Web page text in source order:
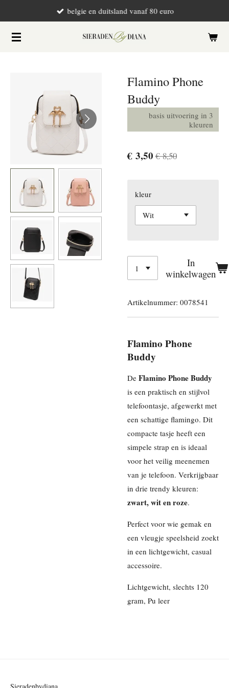
naar
belgie en duitsland vanaf 80 euro
Flamino Phone
Buddy
basis uitvoering in 3
kleuren
€ 3,50 € 8,50
kleur
In
winkelwagen
Artikelnummer: 0078541
Flamino Phone
Buddy
De Flamino Phone Buddy
is een praktisch en stijlvol
telefoontasje, afgewerkt met
een schattige flamingo. Dit
compacte tasje heeft een
simpele strap en is ideaal
voor het veilig meenemen
van je telefoon. Verkrijgbaar
in drie trendy kleuren:
zwart, wit en roze.
Perfect voor wie gemak en
een vleugje speelsheid zoekt
in een lichtgewicht, casual
accessoire.
Lichtgewicht, slechts 120
gram, Pu leer
Sieradenbydiana